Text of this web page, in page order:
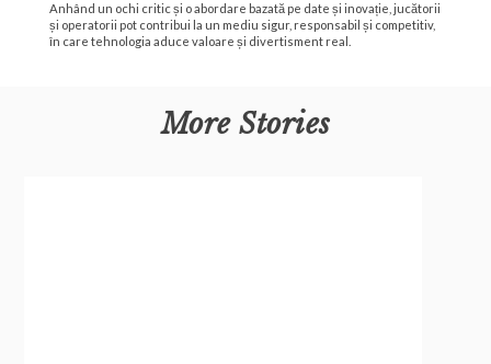
Anhând un ochi critic și o abordare bazată pe date și inovație, jucătorii
și operatorii pot contribui la un mediu sigur, responsabil și competitiv,
în care tehnologia aduce valoare și divertisment real.
More Stories